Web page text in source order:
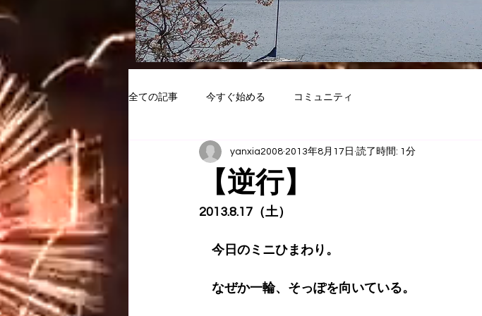
全ての記事 今すぐ始める コミュニティ
【逆行】
yanxia2008 2013年8月17日 読了時間: 1分
2013.8.17（土）
今日のミニひまわり。
なぜか一輪、そっぽを向いている。